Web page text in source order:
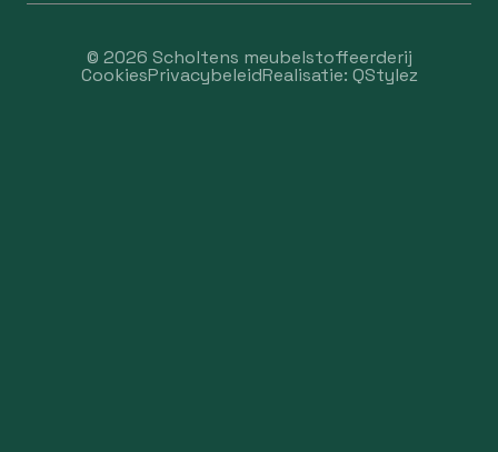
© 2026 Scholtens meubelstoffeerderij
CookiesPrivacybeleidRealisatie: QStylez